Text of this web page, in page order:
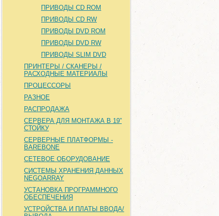
ПРИВОДЫ CD ROM
ПРИВОДЫ CD RW
ПРИВОДЫ DVD ROM
ПРИВОДЫ DVD RW
ПРИВОДЫ SLIM DVD
ПРИНТЕРЫ / СКАНЕРЫ /
РАСХОДНЫЕ МАТЕРИАЛЫ
ПРОЦЕССОРЫ
РАЗНОЕ
РАСПРОДАЖА
СЕРВЕРА ДЛЯ МОНТАЖА В 19”
СТОЙКУ
СЕРВЕРНЫЕ ПЛАТФОРМЫ -
BAREBONE
СЕТЕВОЕ ОБОРУДОВАНИЕ
СИСТЕМЫ ХРАНЕНИЯ ДАННЫХ
NEGOARRAY
УСТАНОВКА ПРОГРАММНОГО
ОБЕСПЕЧЕНИЯ
УСТРОЙСТВА И ПЛАТЫ ВВОДА/